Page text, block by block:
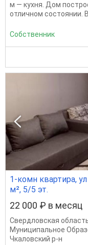
м — кухня. Дом
отличном состоянии.
Собственник
1-комн квартира,
м², 5/5 эт.
22 000 ₽ в месяц
Свердловская
Муниципальное
Чкаловский р-н